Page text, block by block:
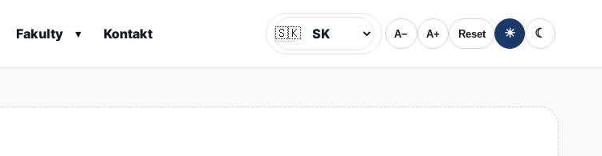
Fakulty ▾ Kontakt Jazyk
🇸🇰 A− A+ Reset ☀ ☾